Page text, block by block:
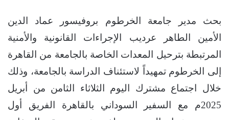
بحث مدير جامعة الخرطوم بروفيسور عماد الدين
الأمين الطاهر عرديب الإجراءات القانونية والأمنية
المرتبطة بترحيل المعدات الخاصة بالجامعة من القاهرة
إلى الخرطوم تمهيداً لاستئناف الدراسة بالجامعة، وذلك
خلال اجتماع مشترك اليوم الثلاثاء الثامن من أبريل
2025م مع السفير السوداني بالقاهرة الفريق أول